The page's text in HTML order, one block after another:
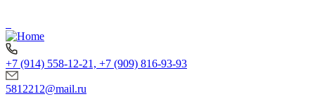
+7 (914) 558-12-21, +7 (909) 816-93-93
5812212@mail.ru